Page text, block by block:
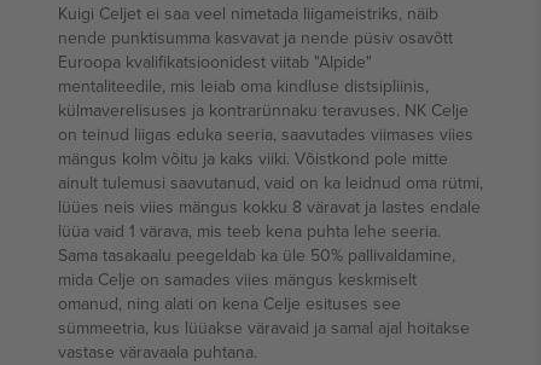
Kuigi Celjet ei saa veel nimetada liigameistriks, näib
nende punktisumma kasvavat ja nende püsiv osavõtt
Euroopa kvalifikatsioonidest viitab "Alpide"
mentaliteedile, mis leiab oma kindluse distsipliinis,
külmaverelisuses ja kontrarünnaku teravuses. NK Celje
on teinud liigas eduka seeria, saavutades viimases viies
mängus kolm võitu ja kaks viiki. Võistkond pole mitte
ainult tulemusi saavutanud, vaid on ka leidnud oma rütmi,
lüües neis viies mängus kokku 8 väravat ja lastes endale
lüüa vaid 1 värava, mis teeb kena puhta lehe seeria.
Sama tasakaalu peegeldab ka üle 50% pallivaldamine,
mida Celje on samades viies mängus keskmiselt
omanud, ning alati on kena Celje esituses see
sümmeetria, kus lüüakse väravaid ja samal ajal hoitakse
vastase väravaala puhtana.